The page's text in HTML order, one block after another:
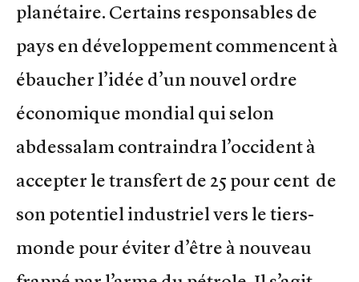
planétaire. Certains responsables de
pays en développement commencent à
ébaucher l’idée d’un nouvel ordre
économique mondial qui selon
abdessalam contraindra l’occident à
accepter le transfert de 25 pour cent de
son potentiel industriel vers le tiers-
monde pour éviter d’être à nouveau